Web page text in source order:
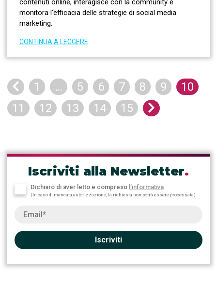
contenuti online, interagisce con la community e
monitora l'efficacia delle strategie di social media
marketing.
CONTINUA A LEGGERE
Previous
1 … 5 6 7 8 9
10
11
12 13 14 15 Next
Iscriviti alla Newsletter.
Dichiaro di aver letto e compreso l’informativa
(In caso di mancata autorizzazione, la richiesta non potrà essere processata)
Iscriviti